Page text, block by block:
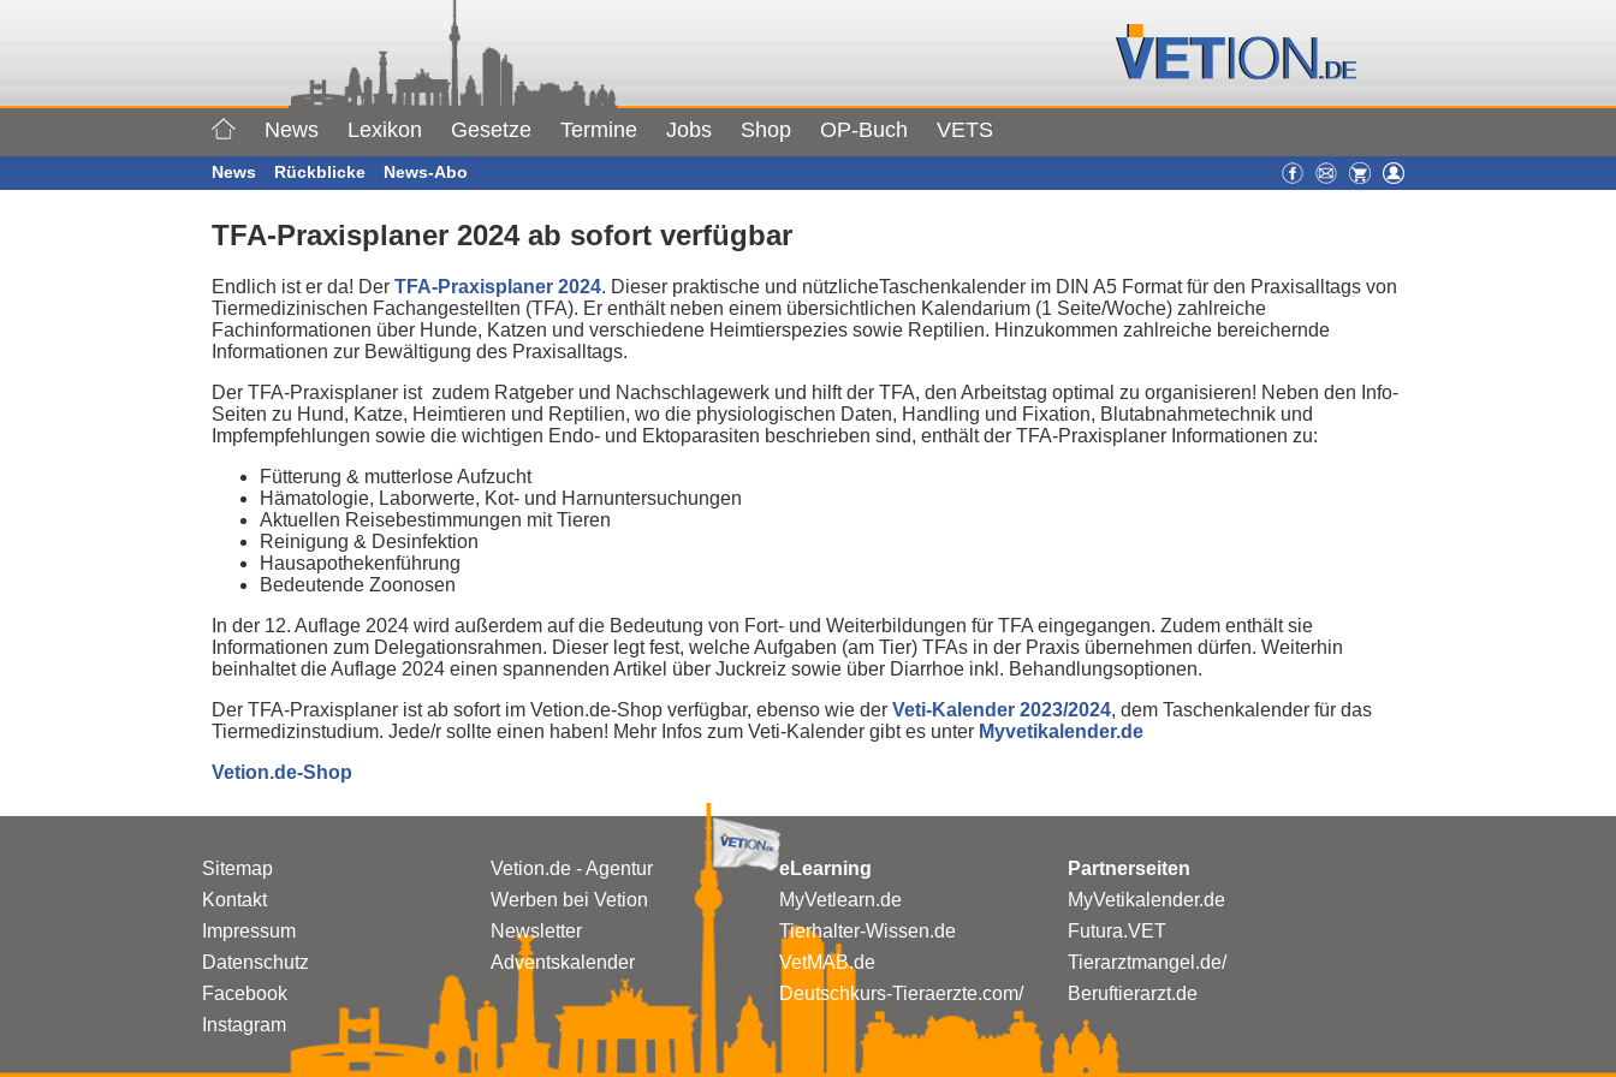
News Lexikon Gesetze Termine Jobs Shop OP-Buch VETS
News Rückblicke News-Abo
TFA-Praxisplaner 2024 ab sofort verfügbar
Endlich ist er da! Der TFA-Praxisplaner 2024. Dieser praktische und nützlicheTaschenkalender im DIN A5 Format für den Praxisalltags von
Tiermedizinischen Fachangestellten (TFA). Er enthält neben einem übersichtlichen Kalendarium (1 Seite/Woche) zahlreiche
Fachinformationen über Hunde, Katzen und verschiedene Heimtierspezies sowie Reptilien. Hinzukommen zahlreiche bereichernde
Informationen zur Bewältigung des Praxisalltags.
Der TFA-Praxisplaner ist zudem Ratgeber und Nachschlagewerk und hilft der TFA, den Arbeitstag optimal zu organisieren! Neben den Info-
Seiten zu Hund, Katze, Heimtieren und Reptilien, wo die physiologischen Daten, Handling und Fixation, Blutabnahmetechnik und
Impfempfehlungen sowie die wichtigen Endo- und Ektoparasiten beschrieben sind, enthält der TFA-Praxisplaner Informationen zu:
Fütterung & mutterlose Aufzucht
Hämatologie, Laborwerte, Kot- und Harnuntersuchungen
Aktuellen Reisebestimmungen mit Tieren
Reinigung & Desinfektion
Hausapothekenführung
Bedeutende Zoonosen
In der 12. Auflage 2024 wird außerdem auf die Bedeutung von Fort- und Weiterbildungen für TFA eingegangen. Zudem enthält sie
Informationen zum Delegationsrahmen. Dieser legt fest, welche Aufgaben (am Tier) TFAs in der Praxis übernehmen dürfen. Weiterhin
beinhaltet die Auflage 2024 einen spannenden Artikel über Juckreiz sowie über Diarrhoe inkl. Behandlungsoptionen.
Der TFA-Praxisplaner ist ab sofort im Vetion.de-Shop verfügbar, ebenso wie der Veti-Kalender 2023/2024, dem Taschenkalender für das
Tiermedizinstudium. Jede/r sollte einen haben! Mehr Infos zum Veti-Kalender gibt es unter Myvetikalender.de
Vetion.de-Shop
Sitemap
Kontakt
Impressum
Datenschutz
Facebook
Instagram
Vetion.de - Agentur
Werben bei Vetion
Newsletter
Adventskalender
eLearning
MyVetlearn.de
Tierhalter-Wissen.de
VetMAB.de
Deutschkurs-Tieraerzte.com/
Partnerseiten
MyVetikalender.de
Futura.VET
Tierarztmangel.de/
Beruftierarzt.de